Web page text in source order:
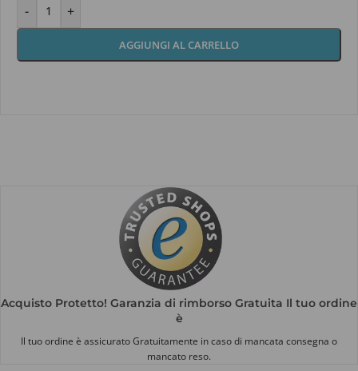
- +
AGGIUNGI AL CARRELLO
Acquisto Protetto! Garanzia di rimborso Gratuita Il tuo ordine
è
Il tuo ordine è assicurato Gratuitamente in caso di mancata consegna o
mancato reso.